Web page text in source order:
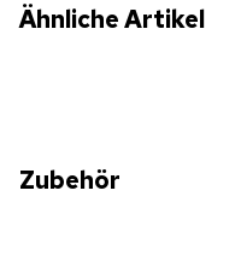
Ähnliche Artikel
Zubehör